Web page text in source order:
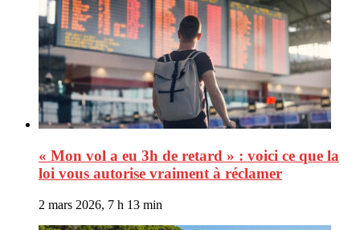
« Mon vol a eu 3h de retard » : voici ce que la
loi vous autorise vraiment à réclamer
2 mars 2026, 7 h 13 min